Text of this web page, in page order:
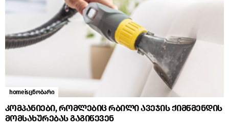
homeisცნობარი
კომპანიები, რომლებიც რბილი ავეჯის ქიმწმენდის
მომსახურებას გაგიწევენ